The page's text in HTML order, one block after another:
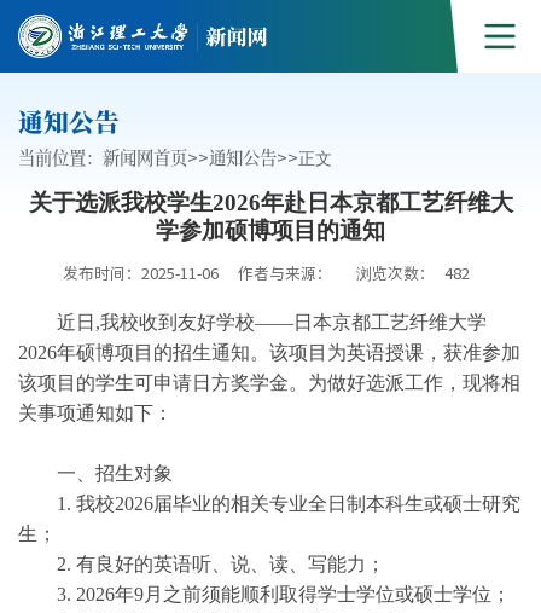
通知公告
当前位置： 新闻网首页>>通知公告>>正文
关于选派我校学生2026年赴日本京都工艺纤维大
学参加硕博项目的通知
发布时间：2025-11-06 作者与来源： 浏览次数： 482
近日,我校收到友好学校——日本京都工艺纤维大学
2026年硕博项目的招生通知。该项目为英语授课，获准参加
该项目的学生可申请日方奖学金。为做好选派工作，现将相
关事项通知如下：
一、招生对象
1. 我校2026届毕业的相关专业全日制本科生或硕士研究
生；
2. 有良好的英语听、说、读、写能力；
3. 2026年9月之前须能顺利取得学士学位或硕士学位；